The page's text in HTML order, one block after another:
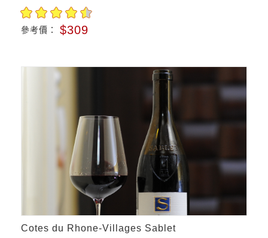
參考價： $309
Cotes du Rhone-Villages Sablet